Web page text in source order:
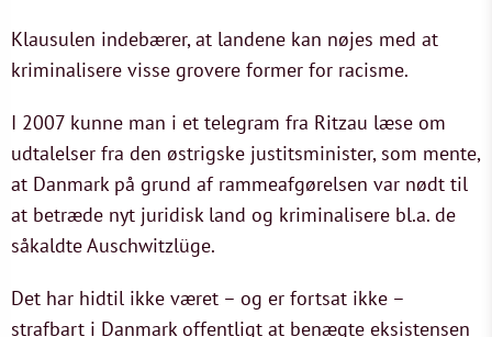
Klausulen indebærer, at landene kan nøjes med at
kriminalisere visse grovere former for racisme.
I 2007 kunne man i et telegram fra Ritzau læse om
udtalelser fra den østrigske justitsminister, som mente,
at Danmark på grund af rammeafgørelsen var nødt til
at betræde nyt juridisk land og kriminalisere bl.a. de
såkaldte Auschwitzlüge.
Det har hidtil ikke været – og er fortsat ikke –
strafbart i Danmark offentligt at benægte eksistensen